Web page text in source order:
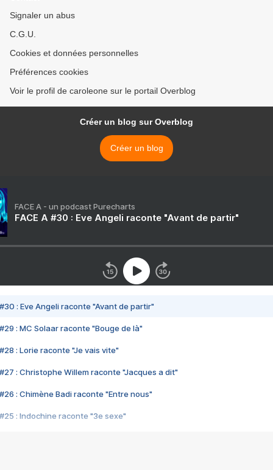
Signaler un abus
C.G.U.
Cookies et données personnelles
Préférences cookies
Voir le profil de caroleone sur le portail Overblog
Créer un blog sur Overblog
Créer un blog
FACE A - un podcast Purecharts
FACE A #30 : Eve Angeli raconte "Avant de partir"
#30 : Eve Angeli raconte "Avant de partir"
#29 : MC Solaar raconte "Bouge de là"
#28 : Lorie raconte "Je vais vite"
#27 : Christophe Willem raconte "Jacques a dit"
#26 : Chimène Badi raconte "Entre nous"
#25 : Indochine raconte "3e sexe"